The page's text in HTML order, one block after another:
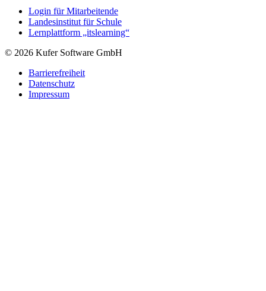
Login für Mitarbeitende
Landesinstitut für Schule
Lernplattform „itslearning“
© 2026 Kufer Software GmbH
Barrierefreiheit
Datenschutz
Impressum